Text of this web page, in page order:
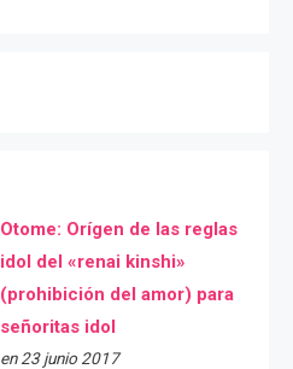
Otome: Orígen de las reglas
idol del «renai kinshi»
(prohibición del amor) para
señoritas idol
en 23 junio 2017